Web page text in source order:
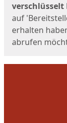
verschlüsselt
auf
erhalten
abrufen